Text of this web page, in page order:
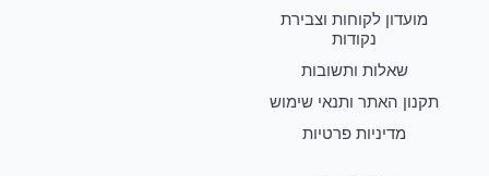
מועדון לקוחות וצבירת
נקודות
שאלות ותשובות
תקנון האתר ותנאי שימוש
מדיניות פרטיות